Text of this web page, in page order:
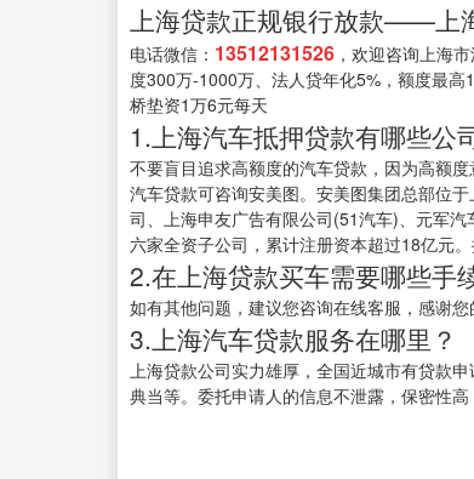
上海贷款正规银行放款——上
电话微信： 13512131526 ，欢迎咨询上海
度300万-1000万、法人贷年化5%，额度最
桥垫资1万6元每天
1.上海汽车抵押贷款有哪些公
不要盲目追求高额度的汽车贷款，因为高额
汽车贷款可咨询安美图。安美图集团总部位
司、上海申友广告有限公司(51汽车)、元军
六家全资子公司，累计注册资本超过18亿元。
2.在上海贷款买车需要哪些手
如有其他问题，建议您咨询在线客服，感谢您
3.上海汽车贷款服务在哪里？
上海贷款公司实力雄厚，全国近城市有贷款
典当等。委托申请人的信息不泄露，保密性高